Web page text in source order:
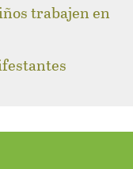
trabajen en